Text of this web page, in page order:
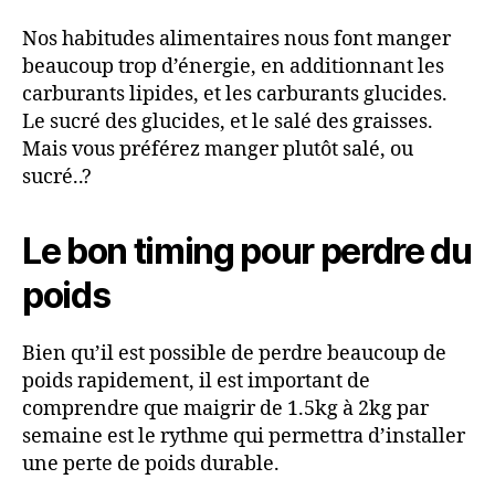
Nos habitudes alimentaires nous font manger
beaucoup trop d’énergie, en additionnant les
carburants lipides, et les carburants glucides.
Le sucré des glucides, et le salé des graisses.
Mais vous préférez manger plutôt salé, ou
sucré..?
Le bon timing pour perdre du
poids
Bien qu’il est possible de perdre beaucoup de
poids rapidement, il est important de
comprendre que maigrir de 1.5kg à 2kg par
semaine est le rythme qui permettra d’installer
une perte de poids durable.